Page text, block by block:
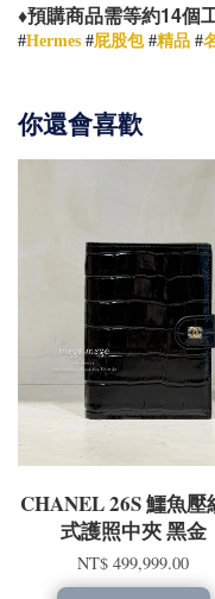
♦️預購商品需等約14個
#Hermes #屁股包#精品 #
你還會喜歡
CHANEL 26S 鱷魚壓
式護照中夾 黑金
NT$ 499,999.00